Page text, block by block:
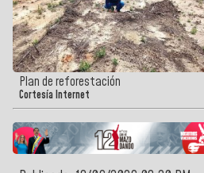
Plan de reforestación
Cortesía Internet